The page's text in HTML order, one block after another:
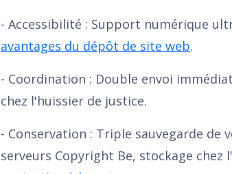
- Accessibilité : Support numérique
avantages du dépôt de site web.
- Coordination : Double envoi
chez l'huissier de justice.
- Conservation : Triple sauvegarde de
serveurs Copyright Be, stockage chez